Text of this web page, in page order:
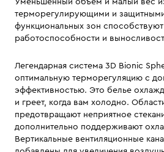
Уменьшенный объем и малый вес
терморегулирующими и
функциональных зон
работоспособности и
Легендарная система 3D Bionic
оптимальную терморегуляцию с
эффективностью. Это белье
и греет, когда вам холодно.
предотвращают неприятное
дополнительно поддерживают
Вертикальные вентиляционные